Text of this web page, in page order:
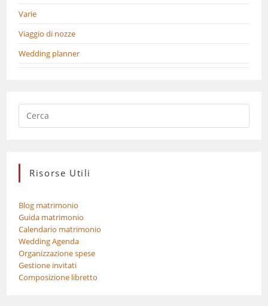
Varie
Viaggio di nozze
Wedding planner
Risorse Utili
Blog matrimonio
Guida matrimonio
Calendario matrimonio
Wedding Agenda
Organizzazione spese
Gestione invitati
Composizione libretto